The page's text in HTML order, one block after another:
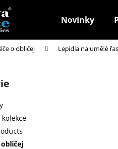
Novinky
o obličej Lepidla na umělé
kolekce
obličej